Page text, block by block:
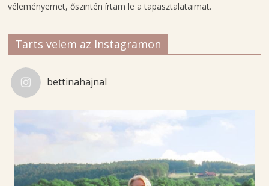
véleményemet, őszintén írtam le a tapasztalataimat.
Tarts velem az Instagramon
bettinahajnal